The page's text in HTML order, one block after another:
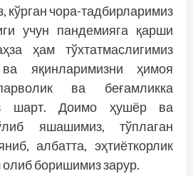
кўрган чора-тадбирларимиз
учун пандемияга қарши
ҳам тўхтатмаслигимиз
яқинларимизни ҳимоя
ва беғамликка
шарт. Доимо ҳушёр ва
яшашимиз, тўплаган
албатта, эҳтиёткорлик
боришимиз зарур.